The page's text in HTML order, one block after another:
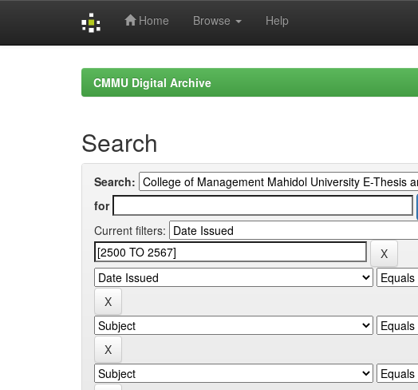
Home Browse Help
CMMU Digital Archive
Search
Search:
for
Current filters: